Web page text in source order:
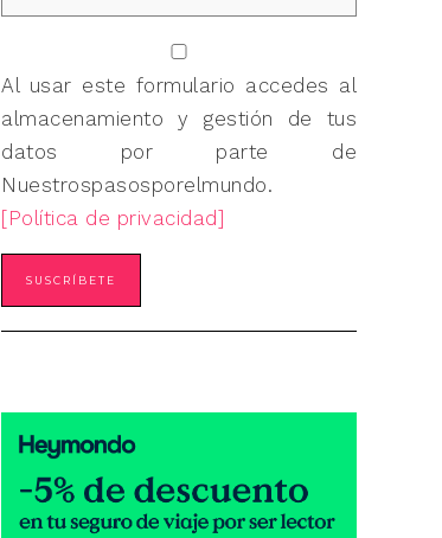
Al usar este formulario accedes al
almacenamiento y gestión de tus
datos por parte de
Nuestrospasosporelmundo.
[Política de privacidad]